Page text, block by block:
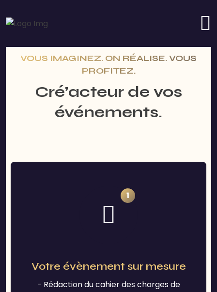
VOUS IMAGINEZ. ON RÉALISE. VOUS
PROFITEZ.
Cré’acteur de vos
événements.
1
Votre évènement sur mesure
- Rédaction du cahier des charges de